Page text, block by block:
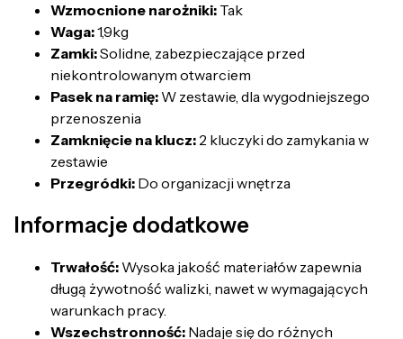
Wzmocnione narożniki: Tak
Waga:1,9kg
Zamki:Solidne, zabezpieczające przed
niekontrolowanym otwarciem
Pasek na ramię: W zestawie, dla wygodniejszego
przenoszenia
Zamknięcie na klucz: 2 kluczyki do zamykania w
zestawie
Przegródki: Do organizacji wnętrza
Informacje dodatkowe
Trwałość: Wysoka jakość materiałów zapewnia
długą żywotność walizki, nawet w wymagających
warunkach pracy.
Wszechstronność: Nadaje się do różnych